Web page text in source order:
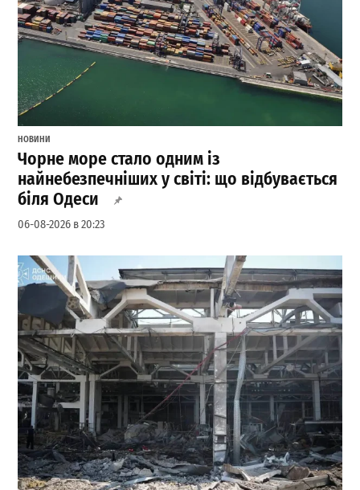
НОВИНИ
Чорне море стало одним із
найнебезпечніших у світі: що відбувається
біля Одеси
06-08-2026 в 20:23